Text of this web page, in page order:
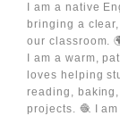
I am a native
bringing a
our classroom.
I am a warm,
loves helping
reading,
projects. 🧶 I